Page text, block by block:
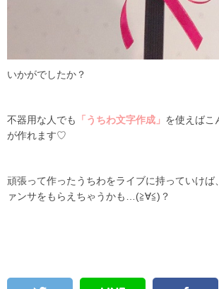
いかがでしたか？
不器用な人でも 「うちわ文字作成」 を使えばこ
が作れます♡
頑張って作ったうちわをライブに持っていけば
ァンサをもらえちゃうかも…(≧∀≦)？